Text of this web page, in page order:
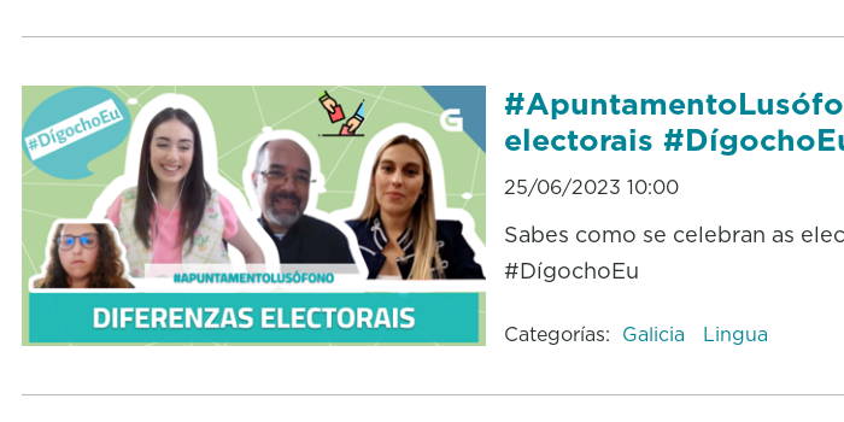
electorais
25/06/2023 10:00
Sabes como se celebran as
#DígochoEu
Categorías: Galicia Lingua